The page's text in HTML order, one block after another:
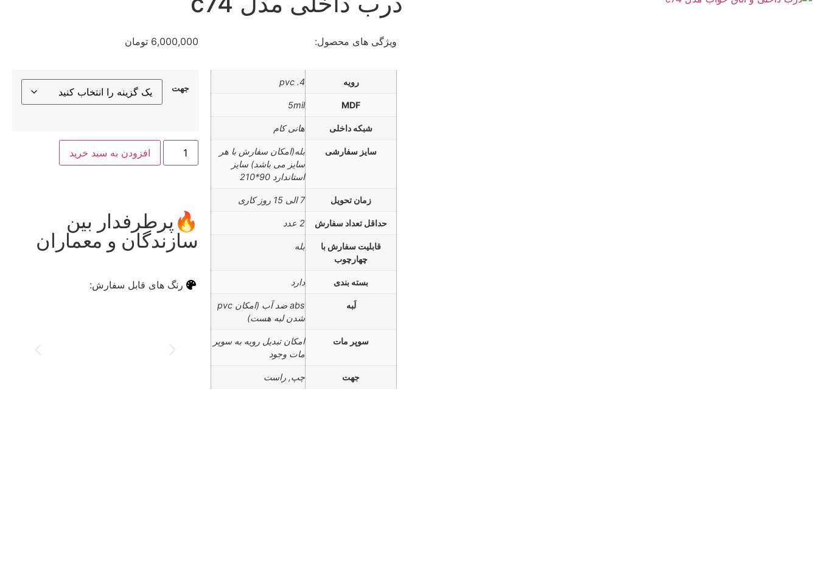
ویژگی های محصول:
رویه pvc .4
MDF
5mil
شبکه داخلی هانی کام
سایز سفارشی
بله(امکان سفارش با هر
سایز می باشد) سایز
استاندارد 90*210
زمان تحویل 7 الی 15 روز کاری
حداقل تعداد سفارش 2 عدد
قابلیت سفارش با
چهارچوب
بله
بسته بندی دارد
لَبه
abs ضد آب (امکان pvc
شدن لبه هست)
سوپر مات
امکان تبدیل رویه به سوپر
مات وجود
جهت چپ, راست
6,000,000 تومان
جهت
افزودن به سبد خرید
🔥پرطرفدار بین
سازندگان و معماران
رنگ های قابل سفارش: